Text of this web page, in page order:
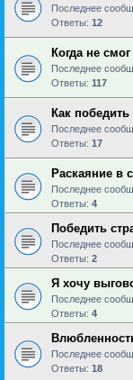
Последнее
Ответы: 12
Когда не
Последнее
Ответы: 117
Как
Последнее
Ответы: 17
Раскаяние в
Последнее
Ответы: 4
Победить
Последнее
Ответы: 2
Я хочу
Последнее
Ответы: 4
Последнее
Ответы: 18